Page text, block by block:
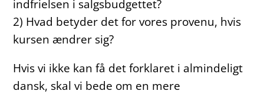
indfrielsen i salgsbudgettet?
2) Hvad betyder det for vores provenu, hvis
kursen ændrer sig?
Hvis vi ikke kan få det forklaret i almindeligt
dansk, skal vi bede om en mere